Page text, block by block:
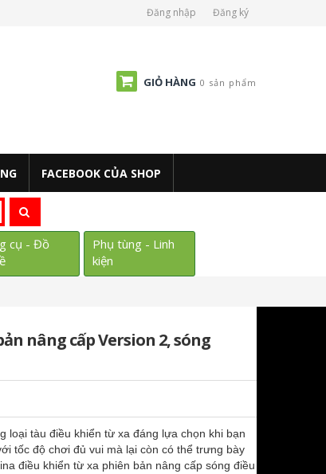
Đăng nhập Đăng ký
GIỎ HÀNG 0 sản phẩm
FACEBOOK CỦA SHOP
cụ - Đồ
Phụ tùng - Linh
kiện
nâng cấp Version 2, sóng
loại tàu điều khiển từ xa đáng lựa chọn khi bạn
tốc độ chơi đủ vui mà lại còn có thể trưng bày
điều khiển từ xa phiên bản nâng cấp sóng điều